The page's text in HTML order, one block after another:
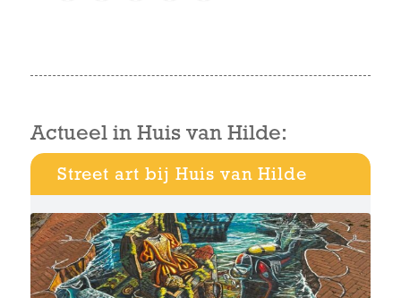
Actueel in Huis van Hilde:
Street art bij Huis van Hilde